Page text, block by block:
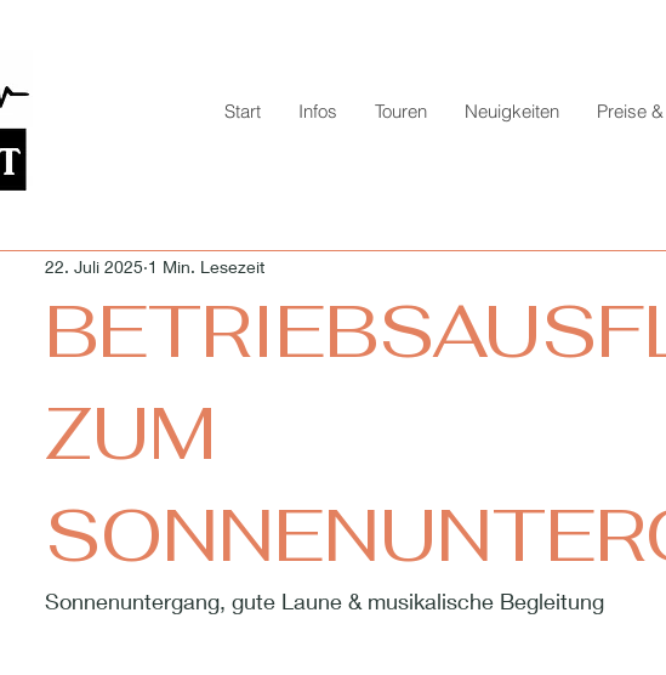
Start Infos Touren Neuigkeiten Preise
ZUM
22. Juli 2025 1 Min. Lesezeit
Sonnenuntergang, gute Laune & musikalische Begleitung